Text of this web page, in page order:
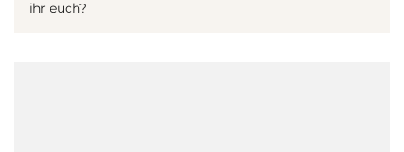
ihr euch?